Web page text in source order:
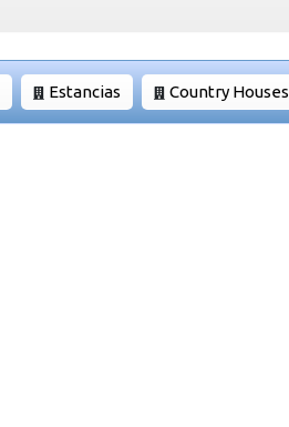
Estancias Country Houses